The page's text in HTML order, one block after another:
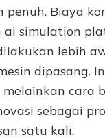
penuh. Biaya
ai simulation
lebih
dipasang.
cara
sebagai
satu kali.